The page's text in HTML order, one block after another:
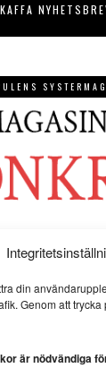
din
Genom att
är nödvändiga